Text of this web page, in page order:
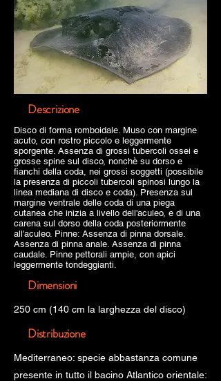
Descrizione
Disco di forma romboidale. Muso con margine
acuto, con rostro piccolo e leggermente
sporgente. Assenza di grossi tubercoli ossei e
grosse spine sul disco, nonchè su dorso e
fianchi della coda, nei grossi soggetti (possibile
la presenza di piccoli tubercoli spinosi lungo la
linea mediana di disco e coda). Presenza sul
margine ventrale delle coda di una piega
cutanea che inizia a livello dell'aculeo, e di una
carena sul dorso della coda posteriormente
all'aculeo. Pinne: Assenza di pinna dorsale.
Assenza di pinna anale. Assenza di pinna
caudale. Pinne pettorali ampie, con apici
leggermente tondeggianti.
Dimensioni
250 cm (140 cm la larghezza del disco)
Distribuzione
Mediterraneo: specie abbastanza comune
presente in tutto il bacino Atlantico orientale: